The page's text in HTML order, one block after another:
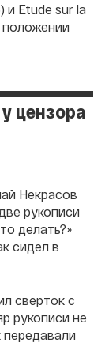
и Etude sur la
цензора
Некрасов
рукописи
делать?»
сидел в
сверток с
рукописи не